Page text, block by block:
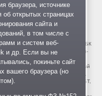
и запрещены организации ФБК
Штабы Навального, «Национал-
воли народа», «Русский
иммиграции», «Правый
«Мизантропик дивижн»,
«Артподготовка», движение ЛГБТ,
батальоны «Азов» и «Айдар».
браузера, источнике
об открытых страницах
сайта и
в том числе с
и систем веб-
и др. Если вы не
покиньте сайт
вашего браузера (но